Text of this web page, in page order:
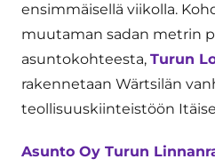
ensimmäisellä viikolla.
muutaman sadan metrin
asuntokohteesta, Turun
rakennetaan Wärtsilän
teollisuuskiinteistöön
Asunto Oy Turun